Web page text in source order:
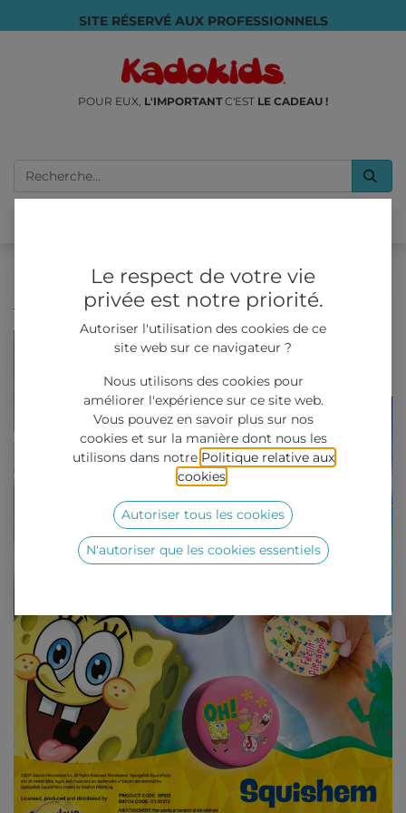
SITE RÉSERVÉ AUX PROFESSIONNELS
POUR EUX, L'IMPORTANTC'EST LE CADEAU !
Tous les produits BOB l'éponge Squishem - cap 50MM
Le respect de votre vie
privée est notre priorité.
Autoriser l'utilisation des cookies de ce
site web sur ce navigateur ?
Nous utilisons des cookies pour
améliorer l'expérience sur ce site web.
Vous pouvez en savoir plus sur nos
cookies et sur la manière dont nous les
utilisons dans notre Politique relative aux
cookies
Autoriser tous les cookies
N'autoriser que les cookies essentiels